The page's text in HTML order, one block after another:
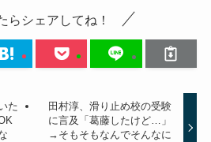
らシェアしてね！
た
田村淳、滑り止め校の受験
に言及「葛藤したけど…」
→そもそもなんでそんなに